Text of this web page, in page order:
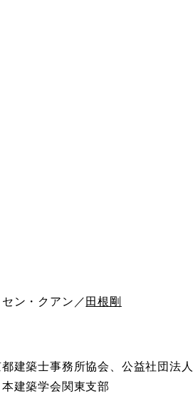
ン・クアン／田根剛
建築士事務所協会、公益社団法
建築学会関東支部